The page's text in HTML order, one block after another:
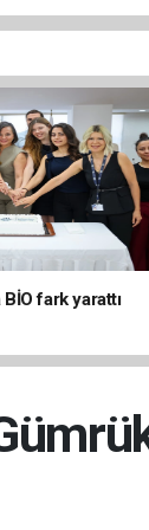
fark yarattı